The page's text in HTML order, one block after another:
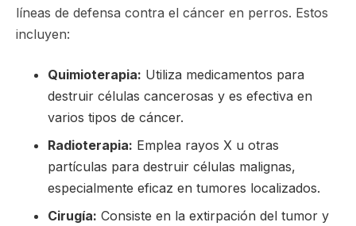
líneas de defensa contra el cáncer en perros. Estos
incluyen:
Quimioterapia: Utiliza medicamentos para
destruir células cancerosas y es efectiva en
varios tipos de cáncer.
Radioterapia: Emplea rayos X u otras
partículas para destruir células malignas,
especialmente eficaz en tumores localizados.
Cirugía: Consiste en la extirpación del tumor y